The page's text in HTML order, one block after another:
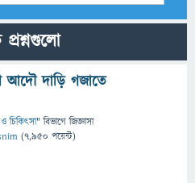
প্রশ্নগুলো
আদৌ দাড়ি গজাতে
ও চিকিৎসা" বিভাগে জিজ্ঞাসা
(7,950 পয়েন্ট)